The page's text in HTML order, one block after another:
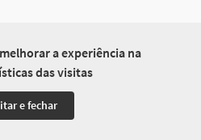
a experiência na
das visitas
e fechar